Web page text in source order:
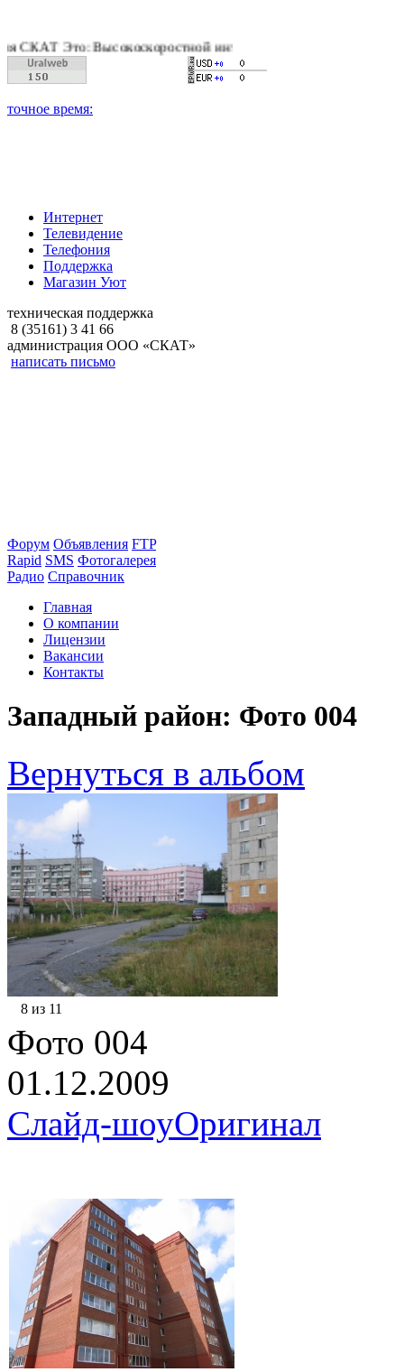
Это: Высокоскоростной интернет, качественное цифровое
Интернет
Телевидение
Телефония
Поддержка
Магазин Уют
техническая поддержка
8 (35161) 3 41 66
администрация ООО «СКАТ»
написать письмо
Форум Объявления FTP
Rapid SMS Фотогалерея
Радио Справочник
Главная
О компании
Лицензии
Вакансии
Контакты
Западный район: Фото 004
Вернуться в альбом
8 из 11
Фото 004
01.12.2009
Слайд-шоуОригинал